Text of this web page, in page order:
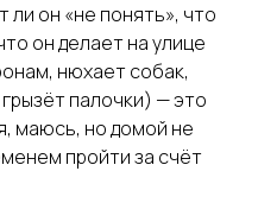
он «не понять», что
он делает на улице
нюхает собак,
палочки) — это
маюсь, но домой не
пройти за счёт